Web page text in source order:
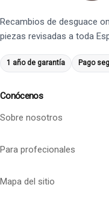
Recambios de desguace
piezas revisadas a toda
1 año de garantía Pago
Conócenos
Sobre nosotros
Para profecionales
Mapa del sitio